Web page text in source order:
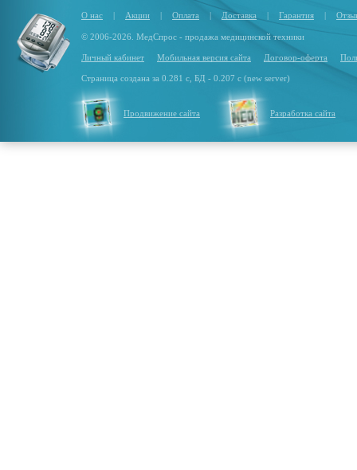
О нас | Акции | Оплата | Доставка | Гарантия |
© 2006-2026. МедСпрос - продажа медицинской техники
Личный кабинет Мобильная версия сайта Договор-оферта
Страница создана за 0.281 с, БД - 0.207 с (new server)
Продвижение сайта Разработка сайта